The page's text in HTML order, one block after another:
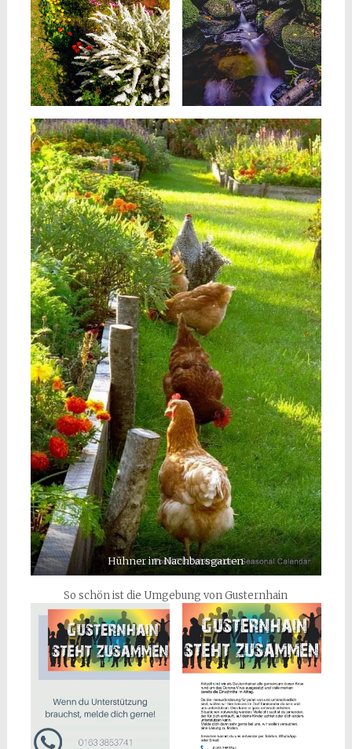
Hühner im Nachbarsgarten
So schön ist die Umgebung von Gusternhain